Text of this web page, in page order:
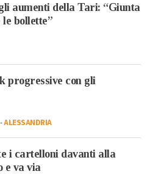
aumenti della Tari: “Giunta
bollette”
progressive con gli
-ALESSANDRIA
i cartelloni davanti alla
e va via